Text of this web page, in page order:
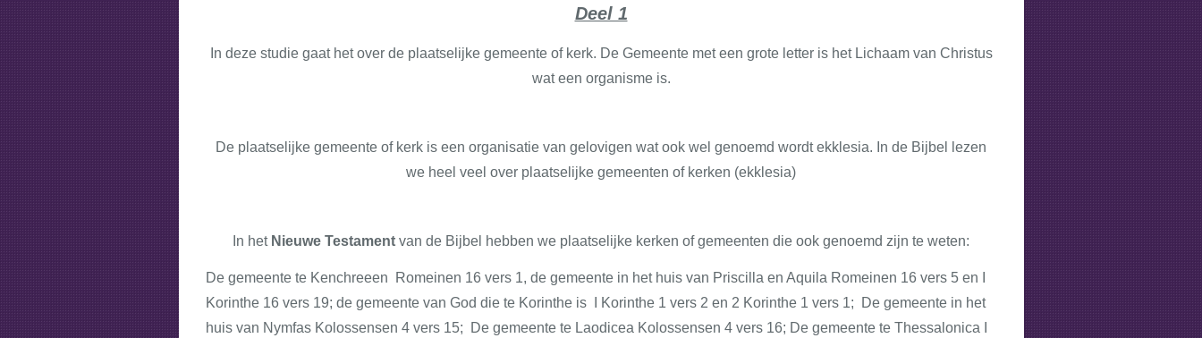
Deel 1
In deze studie gaat het over de plaatselijke gemeente of kerk. De Gemeente met een grote letter is het Lichaam van Christus
wat een organisme is.
De plaatselijke gemeente of kerk is een organisatie van gelovigen wat ook wel genoemd wordt ekklesia. In de Bijbel lezen
we heel veel over plaatselijke gemeenten of kerken (ekklesia)
In het Nieuwe Testament van de Bijbel hebben we plaatselijke kerken of gemeenten die ook genoemd zijn te weten:
De gemeente te Kenchreeen Romeinen 16 vers 1, de gemeente in het huis van Priscilla en Aquila Romeinen 16 vers 5 en I
Korinthe 16 vers 19; de gemeente van God die te Korinthe is I Korinthe 1 vers 2 en 2 Korinthe 1 vers 1; De gemeente in het
huis van Nymfas Kolossensen 4 vers 15; De gemeente te Laodicea Kolossensen 4 vers 16; De gemeente te Thessalonica I